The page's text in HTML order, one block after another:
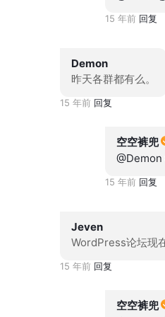
15 年前 回复
Demon
昨天各群都有么。
15 年前 回复
空空裤兜
@Demon
15 年前 回复
Jeven
WordPress论坛现
15 年前 回复
空空裤兜